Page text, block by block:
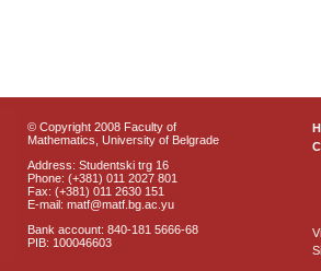
© Copyright 2008 Faculty of
Mathematics, University of Belgrade
Address: Studentski trg 16
Phone: (+381) 011 2027 801
Fax: (+381) 011 2630 151
E-mail: matf@matf.bg.ac.yu
Bank account: 840-181 5666-68
PIB: 100046603